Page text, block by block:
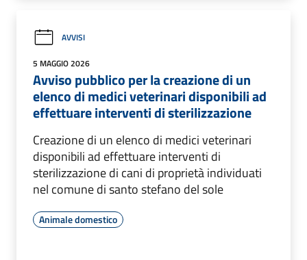
AVVISI
5 MAGGIO 2026
Avviso pubblico per la creazione di un
elenco di medici veterinari disponibili ad
effettuare interventi di sterilizzazione
Creazione di un elenco di medici veterinari
disponibili ad effettuare interventi di
sterilizzazione di cani di proprietà individuati
nel comune di santo stefano del sole
Animale domestico